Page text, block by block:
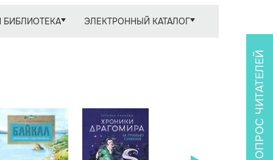
БИБЛИОТЕКА ЭЛЕКТРОННЫЙ КАТАЛОГ
ОПРОС ЧИТАТЕЛЕЙ